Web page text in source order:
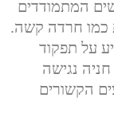
המתמודדים
כמו חרדה קשה.
על תפקוד
חניה נגישה
הקשורים